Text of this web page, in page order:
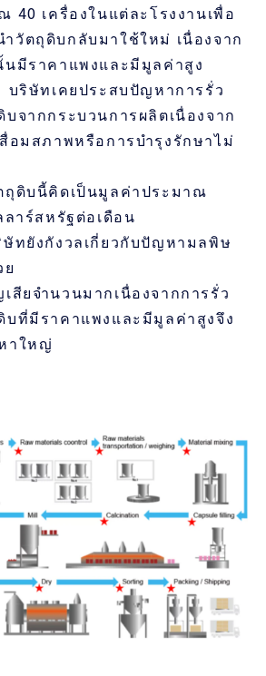
40 เครื่องในแต่ละโรงงานเพื่อ
วัตถุดิบกลับมาใช้ใหม่ เนื่องจาก
นมีราคาแพงและมีมูลค่าสูง
บริษัทเคยประสบปัญหาการรั่ว
จากกระบวนการผลิตเนื่องจาก
อมสภาพหรือการบำรุงรักษาไม่
ถุดิบนี้คิดเป็นมูลค่าประมาณ
าร์สหรัฐต่อเดือน
ทยังกังวลเกี่ยวกับปัญหามลพิษ
สียจำนวนมากเนื่องจากการรั่ว
บที่มีราคาแพงและมีมูลค่าสูงจึง
าใหญ่